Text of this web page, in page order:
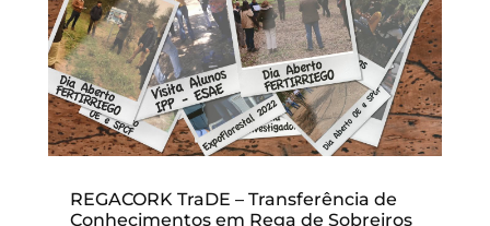
REGACORK TraDE – Transferência de
Conhecimentos em Rega de Sobreiros